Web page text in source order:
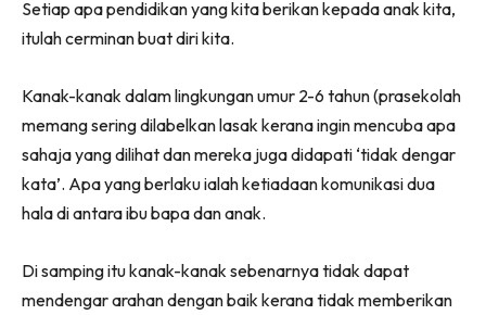
Setiap apa pendidikan yang kita berikan kepada anak kita,
itulah cerminan buat diri kita.
Kanak-kanak dalam lingkungan umur 2-6 tahun (prasekolah
memang sering dilabelkan lasak kerana ingin mencuba apa
sahaja yang dilihat dan mereka juga didapati ‘tidak dengar
kata’. Apa yang berlaku ialah ketiadaan komunikasi dua
hala di antara ibu bapa dan anak.
Di samping itu kanak-kanak sebenarnya tidak dapat
mendengar arahan dengan baik kerana tidak memberikan